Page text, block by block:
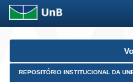
Skip
REPOSITÓRIO INSTITUCIONAL DA